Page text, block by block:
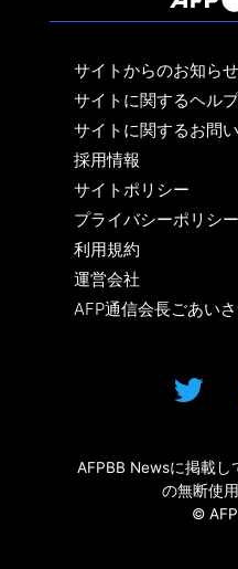
サイトからのお知らせ
サイトに関するヘル
サイトに関するお問
採用情報
サイトポリシー
プライバシーポリシー
利用規約
運営会社
AFP通信会長ごあい
AFPBB Newsに掲載
の無断使
©